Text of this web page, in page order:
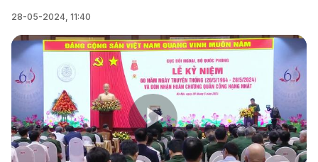
28-05-2024, 11:40
Play